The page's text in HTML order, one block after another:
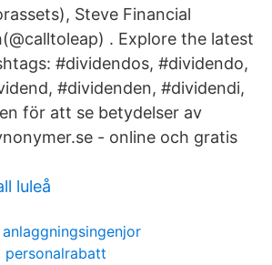
Steve Financial
. Explore the latest
#dividendos, #dividendo,
#dividenden, #dividendi,
för att se betydelser av
- online och gratis
luleå
personalrabatt